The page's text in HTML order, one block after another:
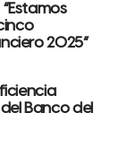
2025”
Banco del